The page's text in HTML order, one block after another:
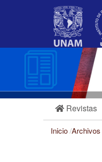
Barra
Revistas
Inicio/Archivos